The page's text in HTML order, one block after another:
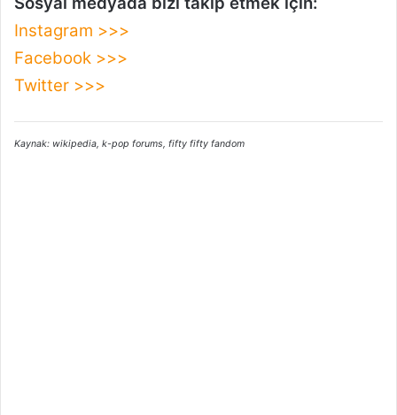
Instagram >>>
Facebook >>>
Twitter >>>
Kaynak: wikipedia, k-pop forums, fifty fifty fandom